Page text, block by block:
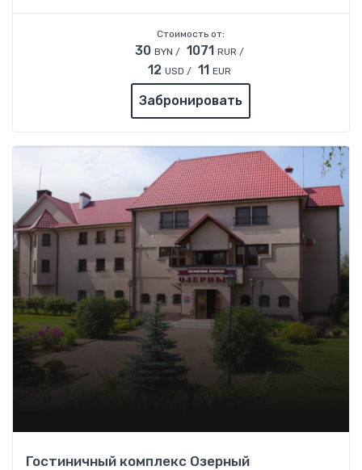
Стоимость от:
30 BYN / 1071 RUR /
12 USD / 11 EUR
Забронировать
Гостиничный комплекс Озерный